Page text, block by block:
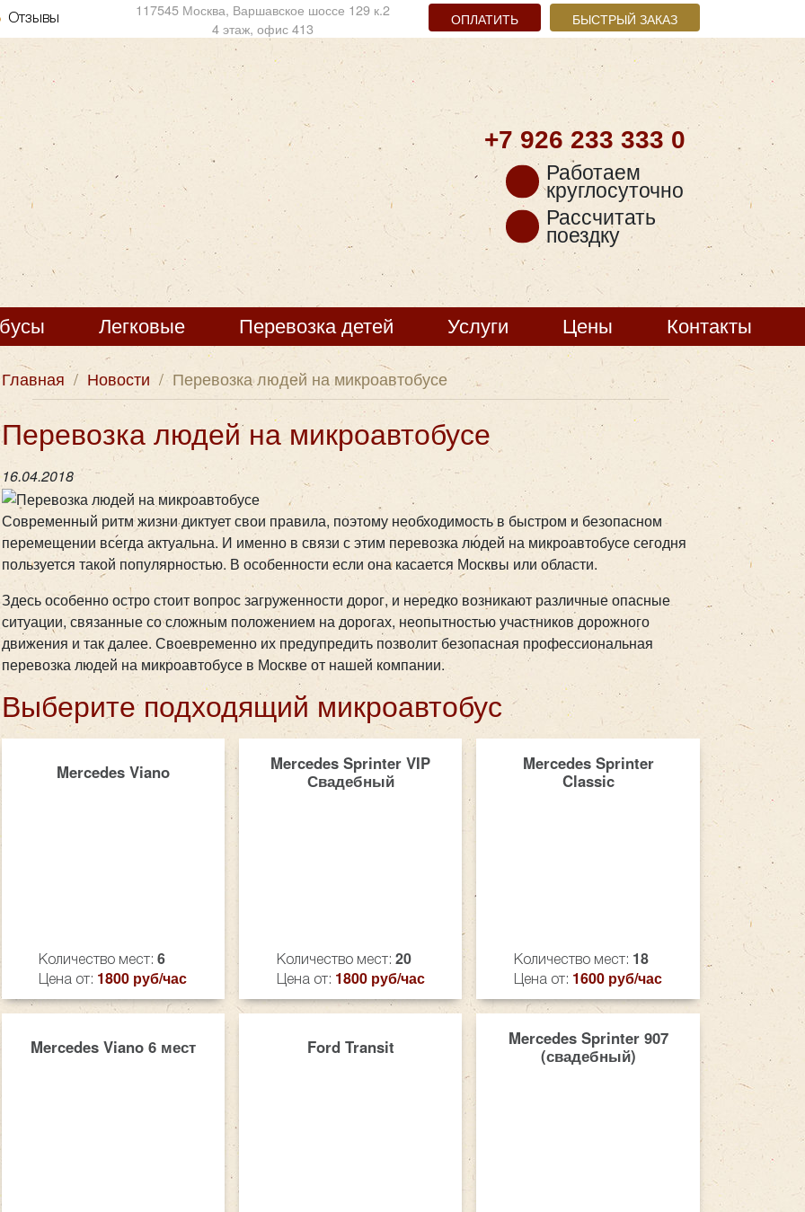
Отзывы
117545 Москва, Варшавское шоссе 129 к.2
4 этаж, офис 413
ОПЛАТИТЬ БЫСТРЫЙ ЗАКАЗ
+7 926 233 333 0
Работаем
круглосуточно
Рассчитать
поездку
Легковые Перевозка детей Услуги Цены Контакты
Главная / Новости / Перевозка людей на микроавтобусе
Перевозка людей на микроавтобусе
16.04.2018
Современный ритм жизни диктует свои правила, поэтому необходимость в быстром и безопасном
перемещении всегда актуальна. И именно в связи с этим перевозка людей на микроавтобусе сегодня
пользуется такой популярностью. В особенности если она касается Москвы или области.
Здесь особенно остро стоит вопрос загруженности дорог, и нередко возникают различные опасные
ситуации, связанные со сложным положением на дорогах, неопытностью участников дорожного
движения и так далее. Своевременно их предупредить позволит безопасная профессиональная
перевозка людей на микроавтобусе в Москве от нашей компании.
Выберите подходящий микроавтобус
Mercedes Viano
Количество мест:6
Цена от: 1800 руб/час
Mercedes Sprinter VIP
Свадебный
Количество мест: 20
Цена от: 1800 руб/час
Mercedes Sprinter
Classic
Количество мест: 18
Цена от: 1600 руб/час
Mercedes Viano 6 мест Ford Transit
Mercedes Sprinter 907
(свадебный)